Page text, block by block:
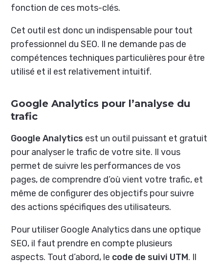
fonction de ces mots-clés.
Cet outil est donc un indispensable pour tout
professionnel du SEO. Il ne demande pas de
compétences techniques particulières pour être
utilisé et il est relativement intuitif.
Google Analytics pour l’analyse du
trafic
Google Analytics est un outil puissant et gratuit
pour analyser le trafic de votre site. Il vous
permet de suivre les performances de vos
pages, de comprendre d’où vient votre trafic, et
même de configurer des objectifs pour suivre
des actions spécifiques des utilisateurs.
Pour utiliser Google Analytics dans une optique
SEO, il faut prendre en compte plusieurs
aspects. Tout d’abord, le code de suivi UTM. Il